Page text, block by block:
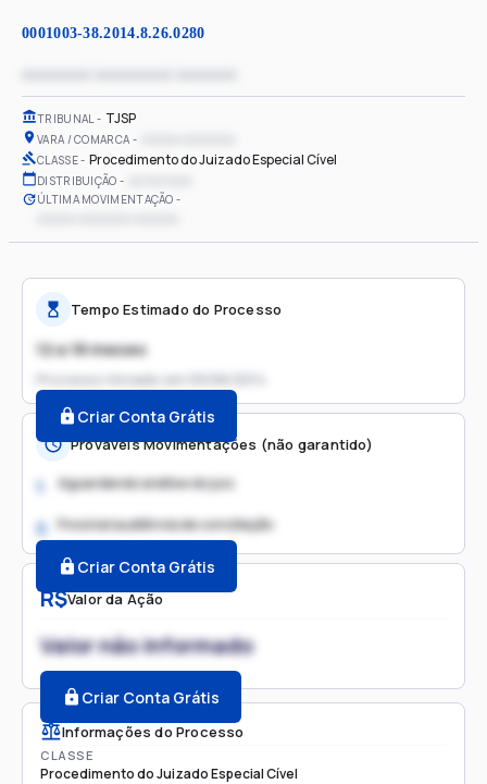
0001003-38.2014.8.26.0280
TRIBUNAL TJSP
VARA / COMARCA
CLASSE Procedimento do Juizado Especial Cível
DISTRIBUIÇÃO
ÚLTIMA MOVIMENTAÇÃO
R$Valor da Ação
Valor não informado
Criar Conta Grátis
Informações do Processo
CLASSE
Procedimento do Juizado Especial Cível
Tempo Estimado do Processo
12 a 18 meses
Processo iniciado em
Criar Conta Grátis
Prováveis Movimentações (não garantido)
1. Aguardando análise do juiz
2. Possível audiência de conciliação
Criar Conta Grátis